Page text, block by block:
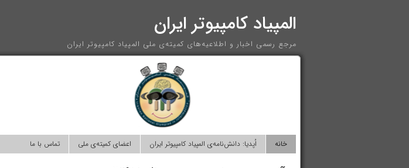
المپیاد کامپیوتر ایران
مرجع رسمی اخبار و اطلاعیه‌های کمیته‌ی ملی المپیاد کامپیوتر ایران
خانه اُپدیا: دانش‌نامه‌ی المپیاد کامپیوتر ایران اعضای کمیته‌ی ملی تماس با ما